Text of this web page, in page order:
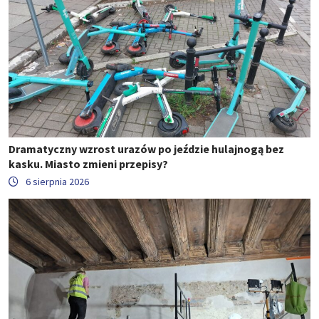
Dramatyczny wzrost urazów po jeździe hulajnogą bez
kasku. Miasto zmieni przepisy?
6 sierpnia 2026